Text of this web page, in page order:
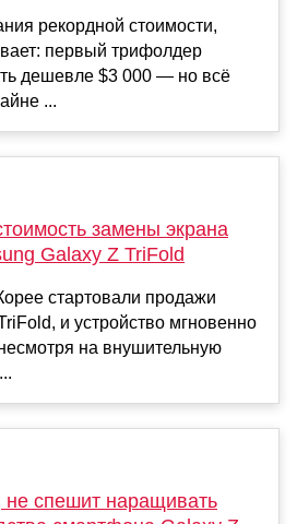
рекордной стоимости,
первый трифолдер
дешевле $3 000 — но всё
...
замены экрана
Galaxy Z TriFold
стартовали продажи
и устройство мгновенно
на внушительную
спешит наращивать